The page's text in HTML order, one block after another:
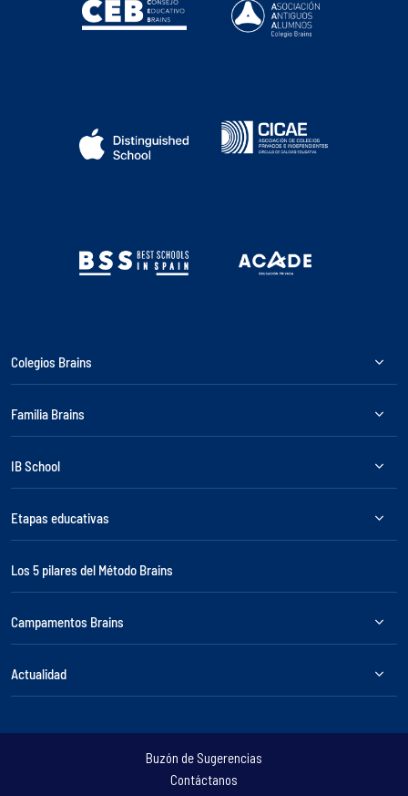
Colegios Brains
Familia Brains
IB School
Etapas educativas
Los 5 pilares del Método Brains
Campamentos Brains
Actualidad
Buzón de Sugerencias
Contáctanos